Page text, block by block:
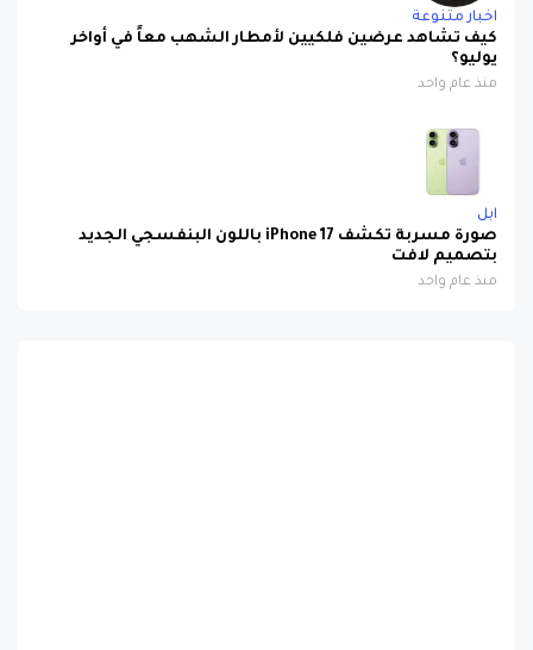
اخبار متنوعة
كيف تشاهد عرضين فلكيين لأمطار الشهب معاً في أواخر
يوليو؟
منذ عام واحد
ابل
صورة مسربة تكشف iPhone 17 باللون البنفسجي الجديد
بتصميم لافت
منذ عام واحد